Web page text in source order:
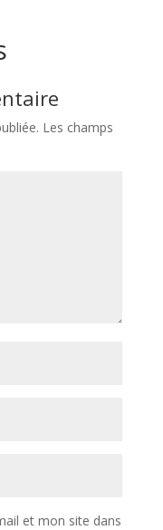
Les champs
et mon site dans